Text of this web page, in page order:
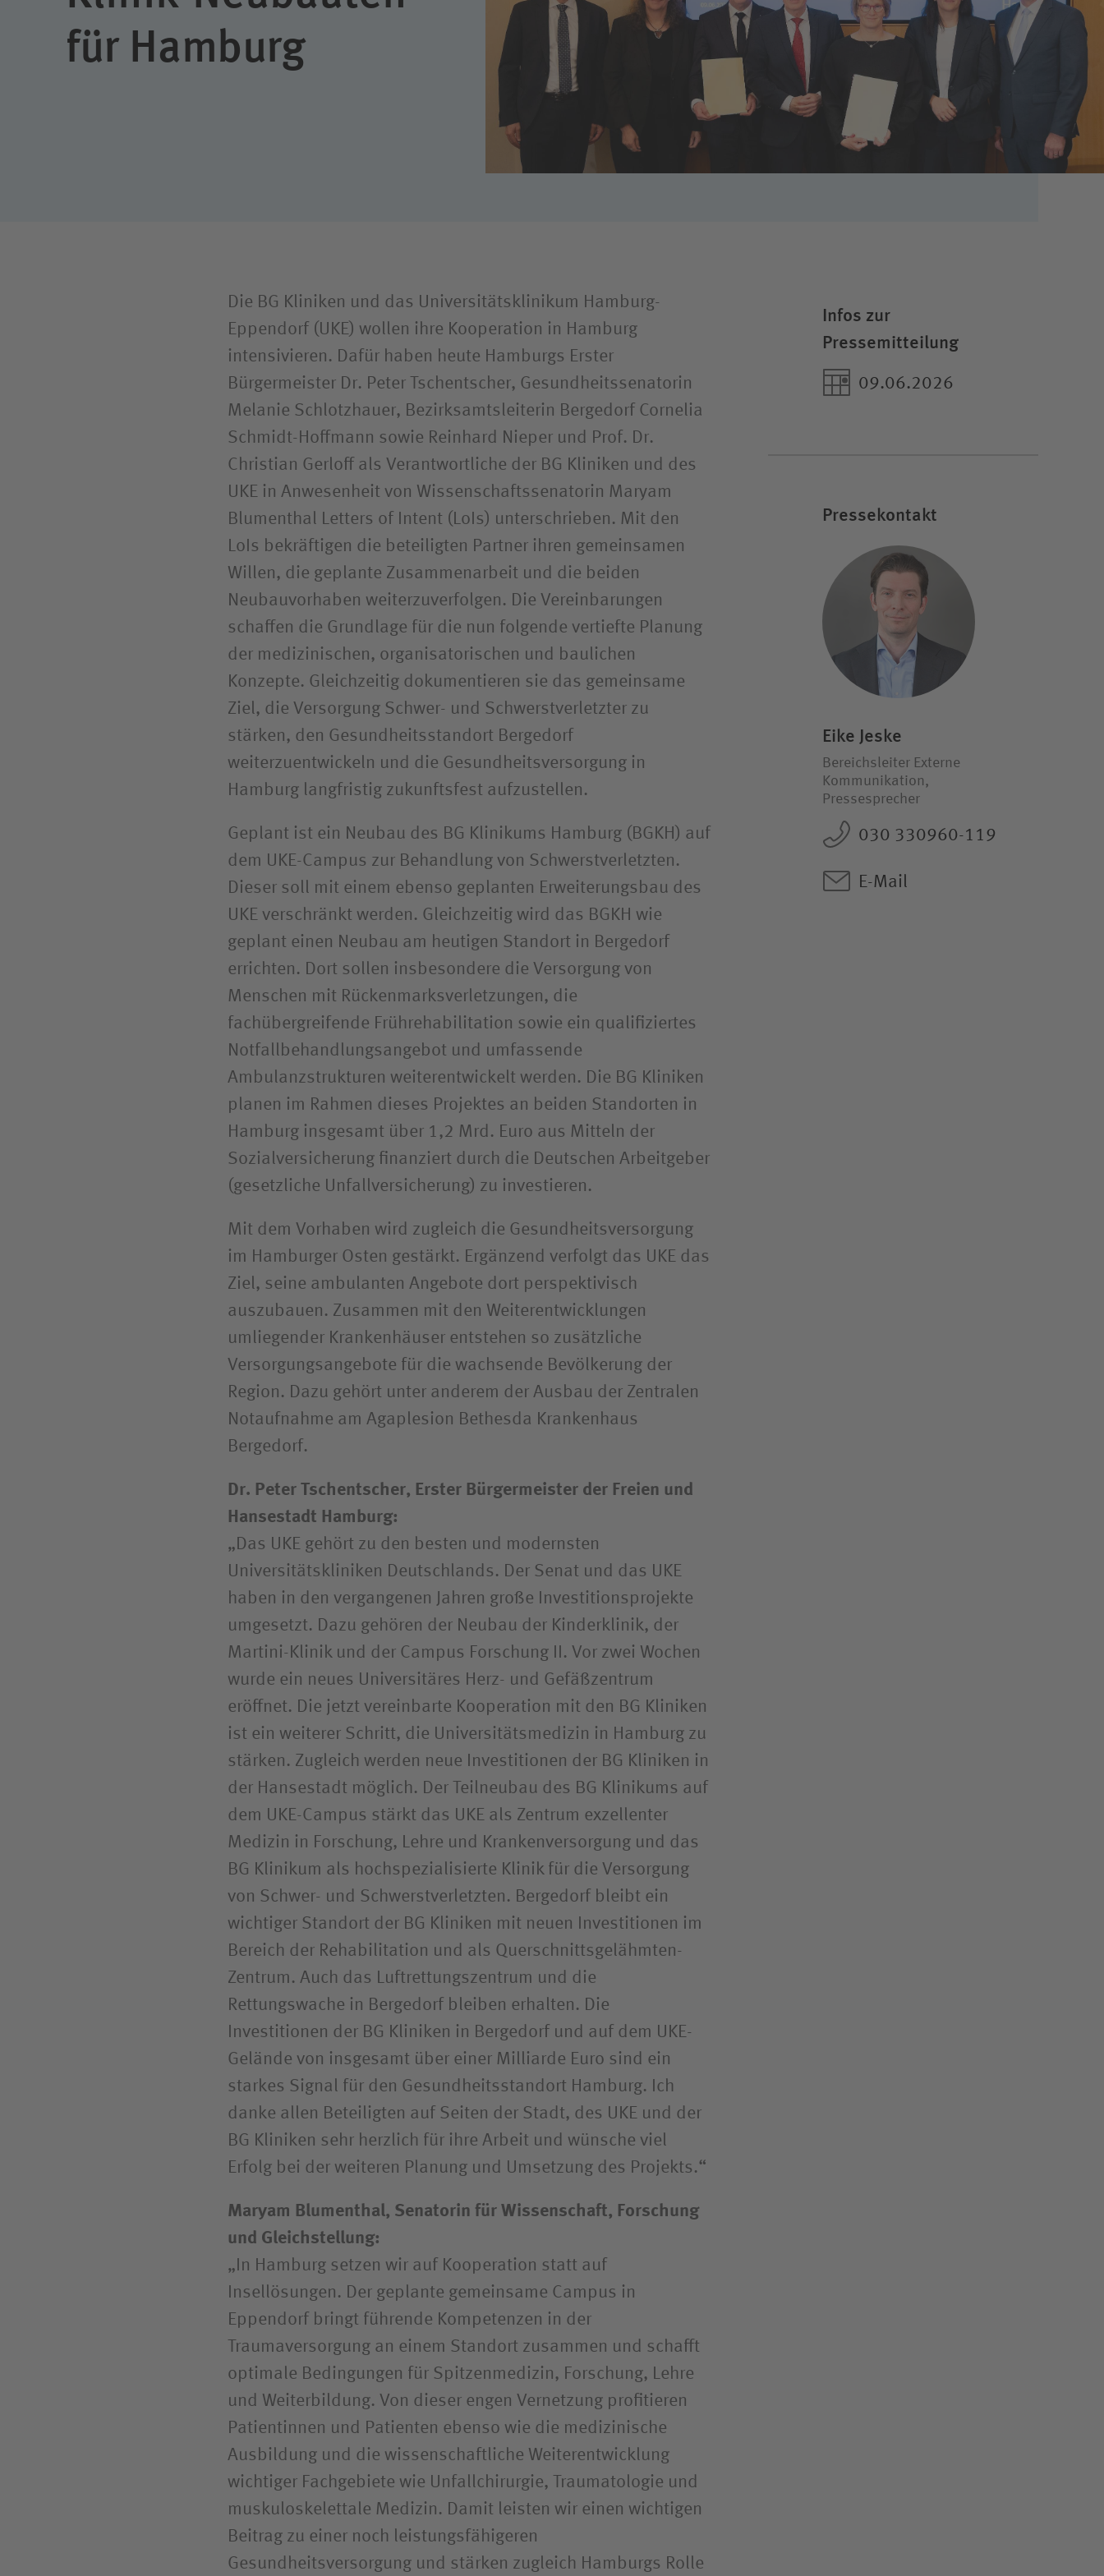
Reha- und Parasport
Bundeswehrkrankenhäuser
für Hamburg
Infos zur
Pressemitteilung
09.06.2026
Pressekontakt
Eike Jeske
Bereichsleiter Externe
Kommunikation,
Pressesprecher
030 330960-119
E-Mail
Die BG Kliniken und das Universitätsklinikum Hamburg-
Eppendorf (UKE) wollen ihre Kooperation in Hamburg
intensivieren. Dafür haben heute Hamburgs Erster
Bürgermeister Dr. Peter Tschentscher, Gesundheitssenatorin
Melanie Schlotzhauer, Bezirksamtsleiterin Bergedorf Cornelia
Schmidt-Hoffmann sowie Reinhard Nieper und Prof. Dr.
Christian Gerloff als Verantwortliche der BG Kliniken und des
UKE in Anwesenheit von Wissenschaftssenatorin Maryam
Blumenthal Letters of Intent (LoIs) unterschrieben. Mit den
LoIs bekräftigen die beteiligten Partner ihren gemeinsamen
Willen, die geplante Zusammenarbeit und die beiden
Neubauvorhaben weiterzuverfolgen. Die Vereinbarungen
schaffen die Grundlage für die nun folgende vertiefte Planung
der medizinischen, organisatorischen und baulichen
Konzepte. Gleichzeitig dokumentieren sie das gemeinsame
Ziel, die Versorgung Schwer- und Schwerstverletzter zu
stärken, den Gesundheitsstandort Bergedorf
weiterzuentwickeln und die Gesundheitsversorgung in
Hamburg langfristig zukunftsfest aufzustellen.
Geplant ist ein Neubau des BG Klinikums Hamburg (BGKH) auf
dem UKE-Campus zur Behandlung von Schwerstverletzten.
Dieser soll mit einem ebenso geplanten Erweiterungsbau des
UKE verschränkt werden. Gleichzeitig wird das BGKH wie
geplant einen Neubau am heutigen Standort in Bergedorf
errichten. Dort sollen insbesondere die Versorgung von
Menschen mit Rückenmarksverletzungen, die
fachübergreifende Frührehabilitation sowie ein qualifiziertes
Notfallbehandlungsangebot und umfassende
Ambulanzstrukturen weiterentwickelt werden. Die BG Kliniken
planen im Rahmen dieses Projektes an beiden Standorten in
Hamburg insgesamt über 1,2 Mrd. Euro aus Mitteln der
Sozialversicherung finanziert durch die Deutschen Arbeitgeber
(gesetzliche Unfallversicherung) zu investieren.
Mit dem Vorhaben wird zugleich die Gesundheitsversorgung
im Hamburger Osten gestärkt. Ergänzend verfolgt das UKE das
Ziel, seine ambulanten Angebote dort perspektivisch
auszubauen. Zusammen mit den Weiterentwicklungen
umliegender Krankenhäuser entstehen so zusätzliche
Versorgungsangebote für die wachsende Bevölkerung der
Region. Dazu gehört unter anderem der Ausbau der Zentralen
Notaufnahme am Agaplesion Bethesda Krankenhaus
Bergedorf.
Dr. Peter Tschentscher, Erster Bürgermeister der Freien und
Hansestadt Hamburg:
„Das UKE gehört zu den besten und modernsten
Universitätskliniken Deutschlands. Der Senat und das UKE
haben in den vergangenen Jahren große Investitionsprojekte
umgesetzt. Dazu gehören der Neubau der Kinderklinik, der
Martini-Klinik und der Campus Forschung II. Vor zwei Wochen
wurde ein neues Universitäres Herz- und Gefäßzentrum
eröffnet. Die jetzt vereinbarte Kooperation mit den BG Kliniken
ist ein weiterer Schritt, die Universitätsmedizin in Hamburg zu
stärken. Zugleich werden neue Investitionen der BG Kliniken in
der Hansestadt möglich. Der Teilneubau des BG Klinikums auf
dem UKE-Campus stärkt das UKE als Zentrum exzellenter
Medizin in Forschung, Lehre und Krankenversorgung und das
BG Klinikum als hochspezialisierte Klinik für die Versorgung
von Schwer- und Schwerstverletzten. Bergedorf bleibt ein
wichtiger Standort der BG Kliniken mit neuen Investitionen im
Bereich der Rehabilitation und als Querschnittsgelähmten-
Zentrum. Auch das Luftrettungszentrum und die
Rettungswache in Bergedorf bleiben erhalten. Die
Investitionen der BG Kliniken in Bergedorf und auf dem UKE-
Gelände von insgesamt über einer Milliarde Euro sind ein
starkes Signal für den Gesundheitsstandort Hamburg. Ich
danke allen Beteiligten auf Seiten der Stadt, des UKE und der
BG Kliniken sehr herzlich für ihre Arbeit und wünsche viel
Erfolg bei der weiteren Planung und Umsetzung des Projekts.“
Maryam Blumenthal, Senatorin für Wissenschaft, Forschung
und Gleichstellung:
„In Hamburg setzen wir auf Kooperation statt auf
Insellösungen. Der geplante gemeinsame Campus in
Eppendorf bringt führende Kompetenzen in der
Traumaversorgung an einem Standort zusammen und schafft
optimale Bedingungen für Spitzenmedizin, Forschung, Lehre
und Weiterbildung. Von dieser engen Vernetzung profitieren
Patientinnen und Patienten ebenso wie die medizinische
Ausbildung und die wissenschaftliche Weiterentwicklung
wichtiger Fachgebiete wie Unfallchirurgie, Traumatologie und
muskuloskelettale Medizin. Damit leisten wir einen wichtigen
Beitrag zu einer noch leistungsfähigeren
Gesundheitsversorgung und stärken zugleich Hamburgs Rolle